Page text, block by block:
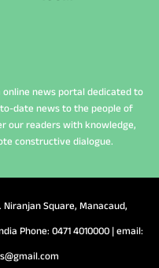
online news portal dedicated to
date news to the people of
our readers with knowledge,
constructive dialogue.
Square, Manacaud,
Phone: 0471 4010000 | email: